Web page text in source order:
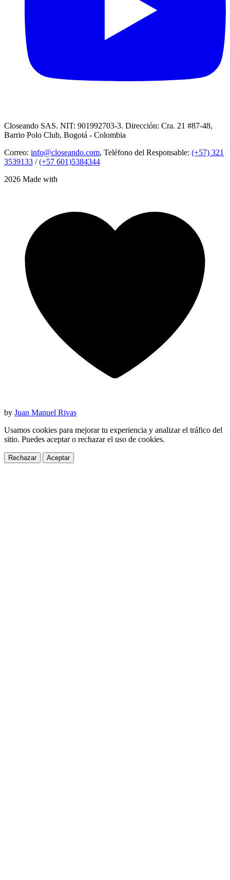
Closeando SAS. NIT: 901992703-3. Dirección: Cra. 21 #87-48,
Barrio Polo Club, Bogotá - Colombia
Correo: info@closeando.com, Teléfono del Responsable: (+57) 321
3539133 /(+57 601)5384344
2026 Made with
by Juan Manuel Rivas
Usamos cookies para mejorar tu experiencia y analizar el tráfico del
sitio. Puedes aceptar o rechazar el uso de cookies.
Rechazar Aceptar